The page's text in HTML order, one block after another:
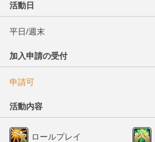
活動日
平日/週末
加入申請の受付
申請可
活動内容
ロールプレイ